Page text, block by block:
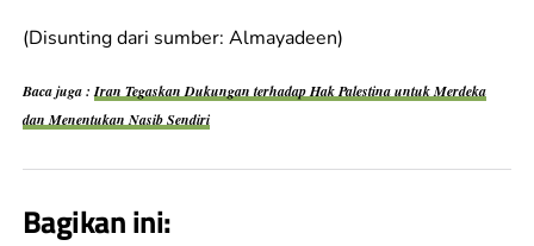
(Disunting dari sumber: Almayadeen)
Baca juga :Iran Tegaskan Dukungan terhadap Hak Palestina untuk Merdeka
dan Menentukan Nasib Sendiri
Bagikan ini: